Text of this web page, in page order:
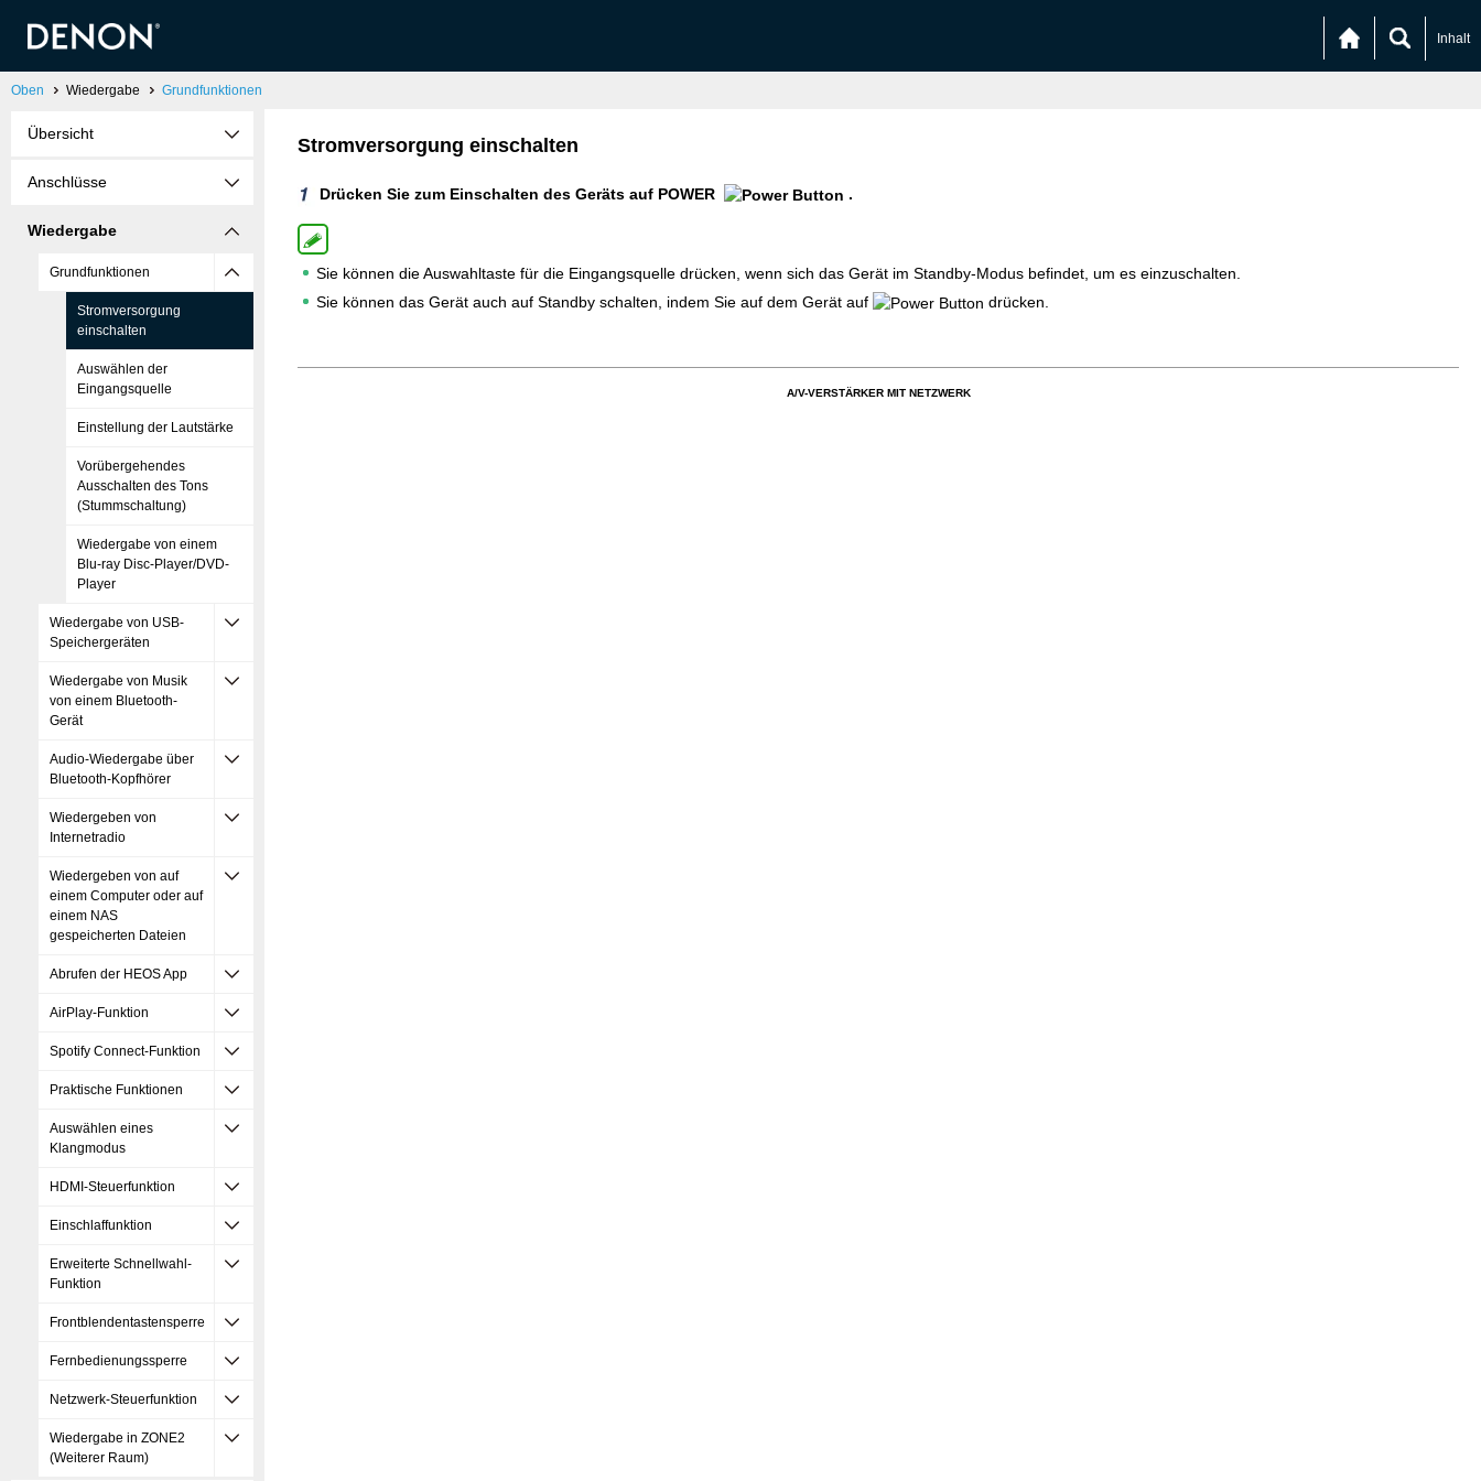
Inhalt
Oben Wiedergabe Grundfunktionen
Übersicht
Anschlüsse
Wiedergabe
Grundfunktionen
Stromversorgung
einschalten
Auswählen der
Eingangsquelle
Einstellung der Lautstärke
Vorübergehendes
Ausschalten des Tons
(Stummschaltung)
Wiedergabe von einem
Blu-ray Disc-Player/DVD-
Player
Wiedergabe von USB-
Speichergeräten
Wiedergabe von Musik
von einem Bluetooth-
Gerät
Audio-Wiedergabe über
Bluetooth-Kopfhörer
Wiedergeben von
Internetradio
Wiedergeben von auf
einem Computer oder auf
einem NAS
gespeicherten Dateien
Abrufen der HEOS App
AirPlay-Funktion
Spotify Connect-Funktion
Praktische Funktionen
Auswählen eines
Klangmodus
HDMI-Steuerfunktion
Einschlaffunktion
Erweiterte Schnellwahl-
Funktion
Frontblendentastensperre
Fernbedienungssperre
Netzwerk-Steuerfunktion
Wiedergabe in ZONE2
(Weiterer Raum)
Stromversorgung einschalten
Drücken Sie zum Einschalten des Geräts auf POWER .
Sie können die Auswahltaste für die Eingangsquelle drücken, wenn sich das Gerät im Standby-Modus befindet, um es einzuschalten.
Sie können das Gerät auch auf Standby schalten, indem Sie auf dem Gerät auf
drücken.
A/V-VERSTÄRKER MIT NETZWERK